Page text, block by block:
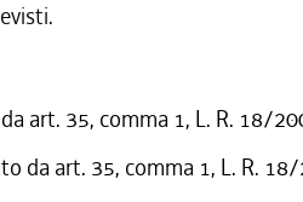
art. 35, comma 1, L. R. 18/
da art. 35, comma 1, L. R.